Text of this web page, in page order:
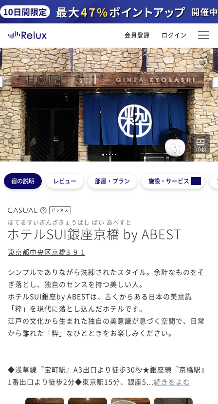
会員登録 ログイン
10枚
1 2 34 5
宿の説明 レビュー 部屋・プラン 施設・サービス
ビジネス
ほてるすいぎんざきょうばし ばい あべすと
ホテルSUI銀座京橋 by ABEST
東京都中央区京橋3-9-1
シンプルでありながら洗練されたスタイル。余計なものをそ
ぎ落とし、独自のセンスを持つ美しい人。
ホテルSUI銀座by ABESTは、古くからある日本の美意識
「粋」を現代に落とし込んだホテルです。
江戸の文化から生まれた独自の美意識が息づく空間で、日常
から離れた「粋」なひとときをお楽しみください。
◆浅草線『宝町駅』A3出口より徒歩30秒★銀座線『京橋駅』
1番出口より徒歩2分◆東京駅15分、銀座5... 続きをよむ